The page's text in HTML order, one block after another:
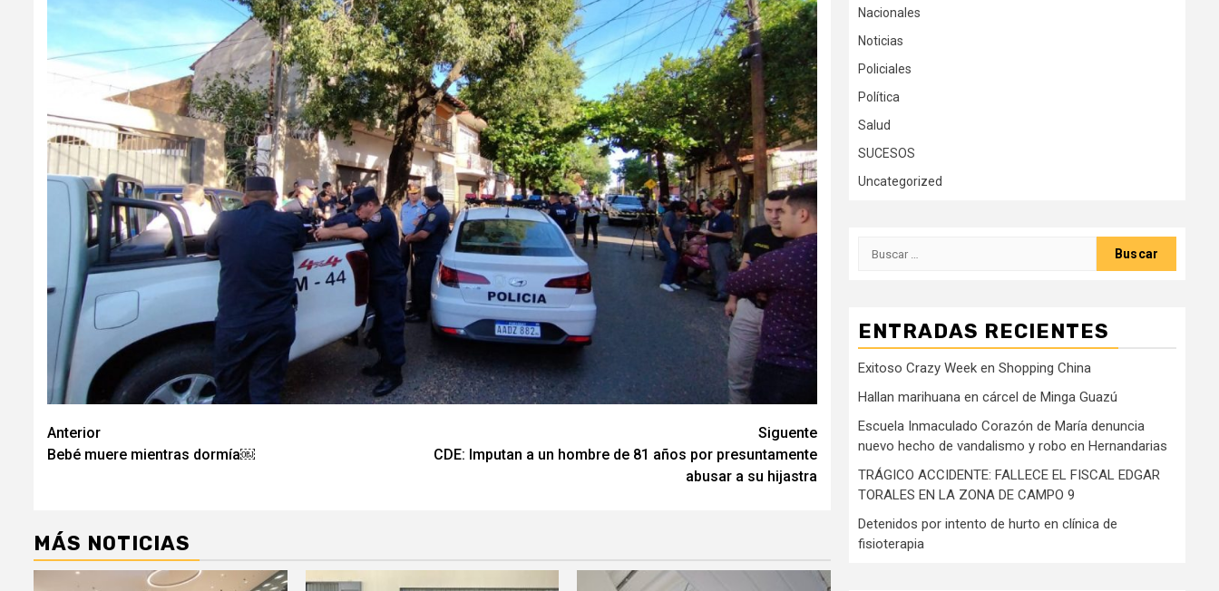
Navegación
de
Anterior
Bebé muere mientras dormía￼
Siguente
CDE: Imputan a un hombre de 81 años por presuntamente
abusar a su hijastra
MÁS NOTICIAS
Nacionales
Noticias
Policiales
Política
Salud
SUCESOS
Uncategorized
Buscar:
ENTRADAS RECIENTES
Exitoso Crazy Week en Shopping China
Hallan marihuana en cárcel de Minga Guazú
Escuela Inmaculado Corazón de María denuncia
nuevo hecho de vandalismo y robo en Hernandarias
TRÁGICO ACCIDENTE: FALLECE EL FISCAL EDGAR
TORALES EN LA ZONA DE CAMPO 9
Detenidos por intento de hurto en clínica de
fisioterapia